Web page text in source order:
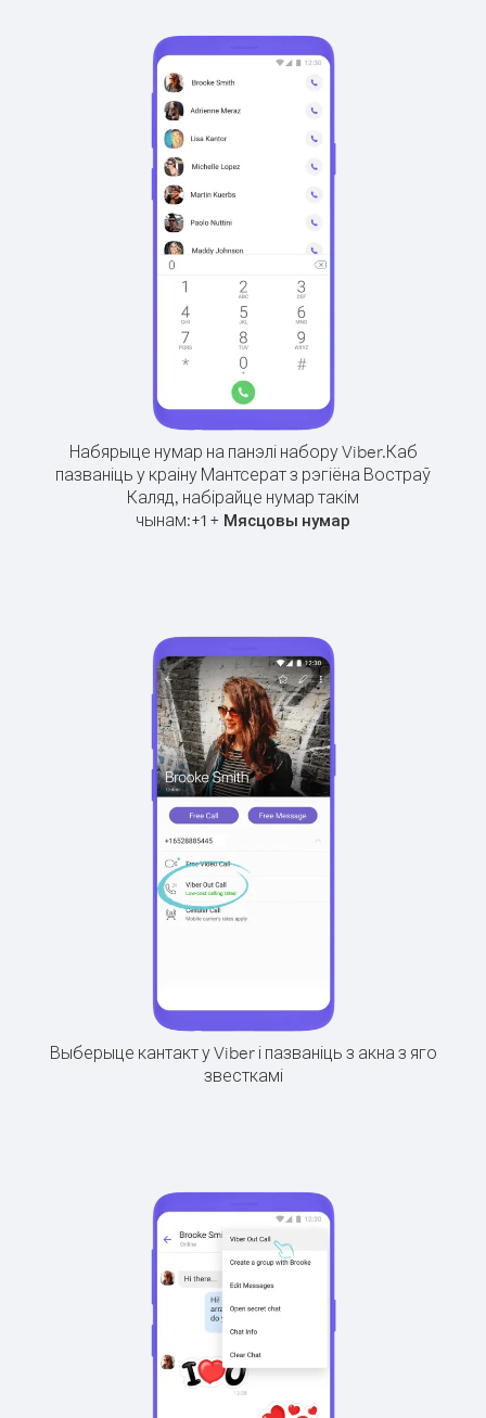
Набярыце нумар на панэлі набору Viber.Каб
пазваніць у краіну Мантсерат з рэгіёна Востраў
Каляд, набірайце нумар такім
чынам:+1 + Мясцовы нумар
Выберыце кантакт у Viber і пазваніць з акна з яго
звесткамі